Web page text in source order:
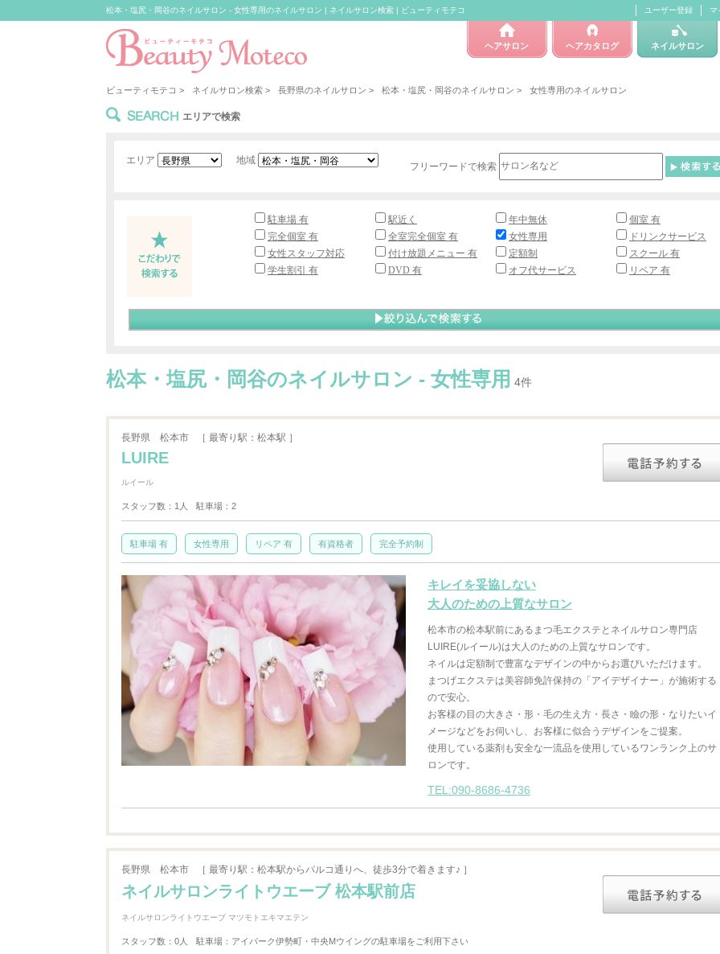
松本・塩尻・岡谷のネイルサロン - 女性専用のネイルサロン | ネイルサロン検索 | ビューティモテコ ユーザー登録 マ
ヘアサロン ヘアカタログ ネイルサロン
ビューティモテコ > ネイルサロン検索 > 長野県のネイルサロン > 松本・塩尻・岡谷のネイルサロン > 女性専用のネイルサロン
SEARCH エリアで検索
エリア 地域
フリーワードで検索
駐車場 有 駅近く 年中無休
個室 有
完全個室 有
全室完全個室 有 女性専用
ドリンクサービス
女性スタッフ対応
付け放題メニュー 有 定額制
スクール 有
学生割引 有
DVD 有 オフ代サービス リペア 有
松本・塩尻・岡谷のネイルサロン - 女性専用 4件
長野県 松本市 ［ 最寄り駅：松本駅 ］
LUIRE
ルイール
スタッフ数：1人 駐車場：2
駐車場 有 女性専用 リペア 有 有資格者 完全予約制
キレイを妥協しない
大人のための上質なサロン
松本市の松本駅前にあるまつ毛エクステとネイルサロン専門店
LUIRE(ルイール)は大人のための上質なサロンです。
ネイルは定額制で豊富なデザインの中からお選びいただけます。
まつげエクステは美容師免許保持の「アイデザイナー」が施術する
ので安心。
お客様の目の大きさ・形・毛の生え方・長さ・瞼の形・なりたいイ
メージなどをお伺いし、お客様に似合うデザインをご提案。
使用している薬剤も安全な一流品を使用しているワンランク上のサ
ロンです。
TEL:090-8686-4736
長野県 松本市 ［ 最寄り駅：松本駅からパルコ通りへ、徒歩3分で着きます♪ ］
ネイルサロンライトウエーブ 松本駅前店
ネイルサロンライトウエーブ マツモトエキマエテン
スタッフ数：0人 駐車場：アイパーク伊勢町・中央Mウイングの駐車場をご利用下さい